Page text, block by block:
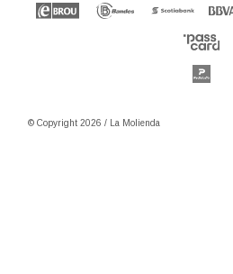
© Copyright 2026 / La Molienda